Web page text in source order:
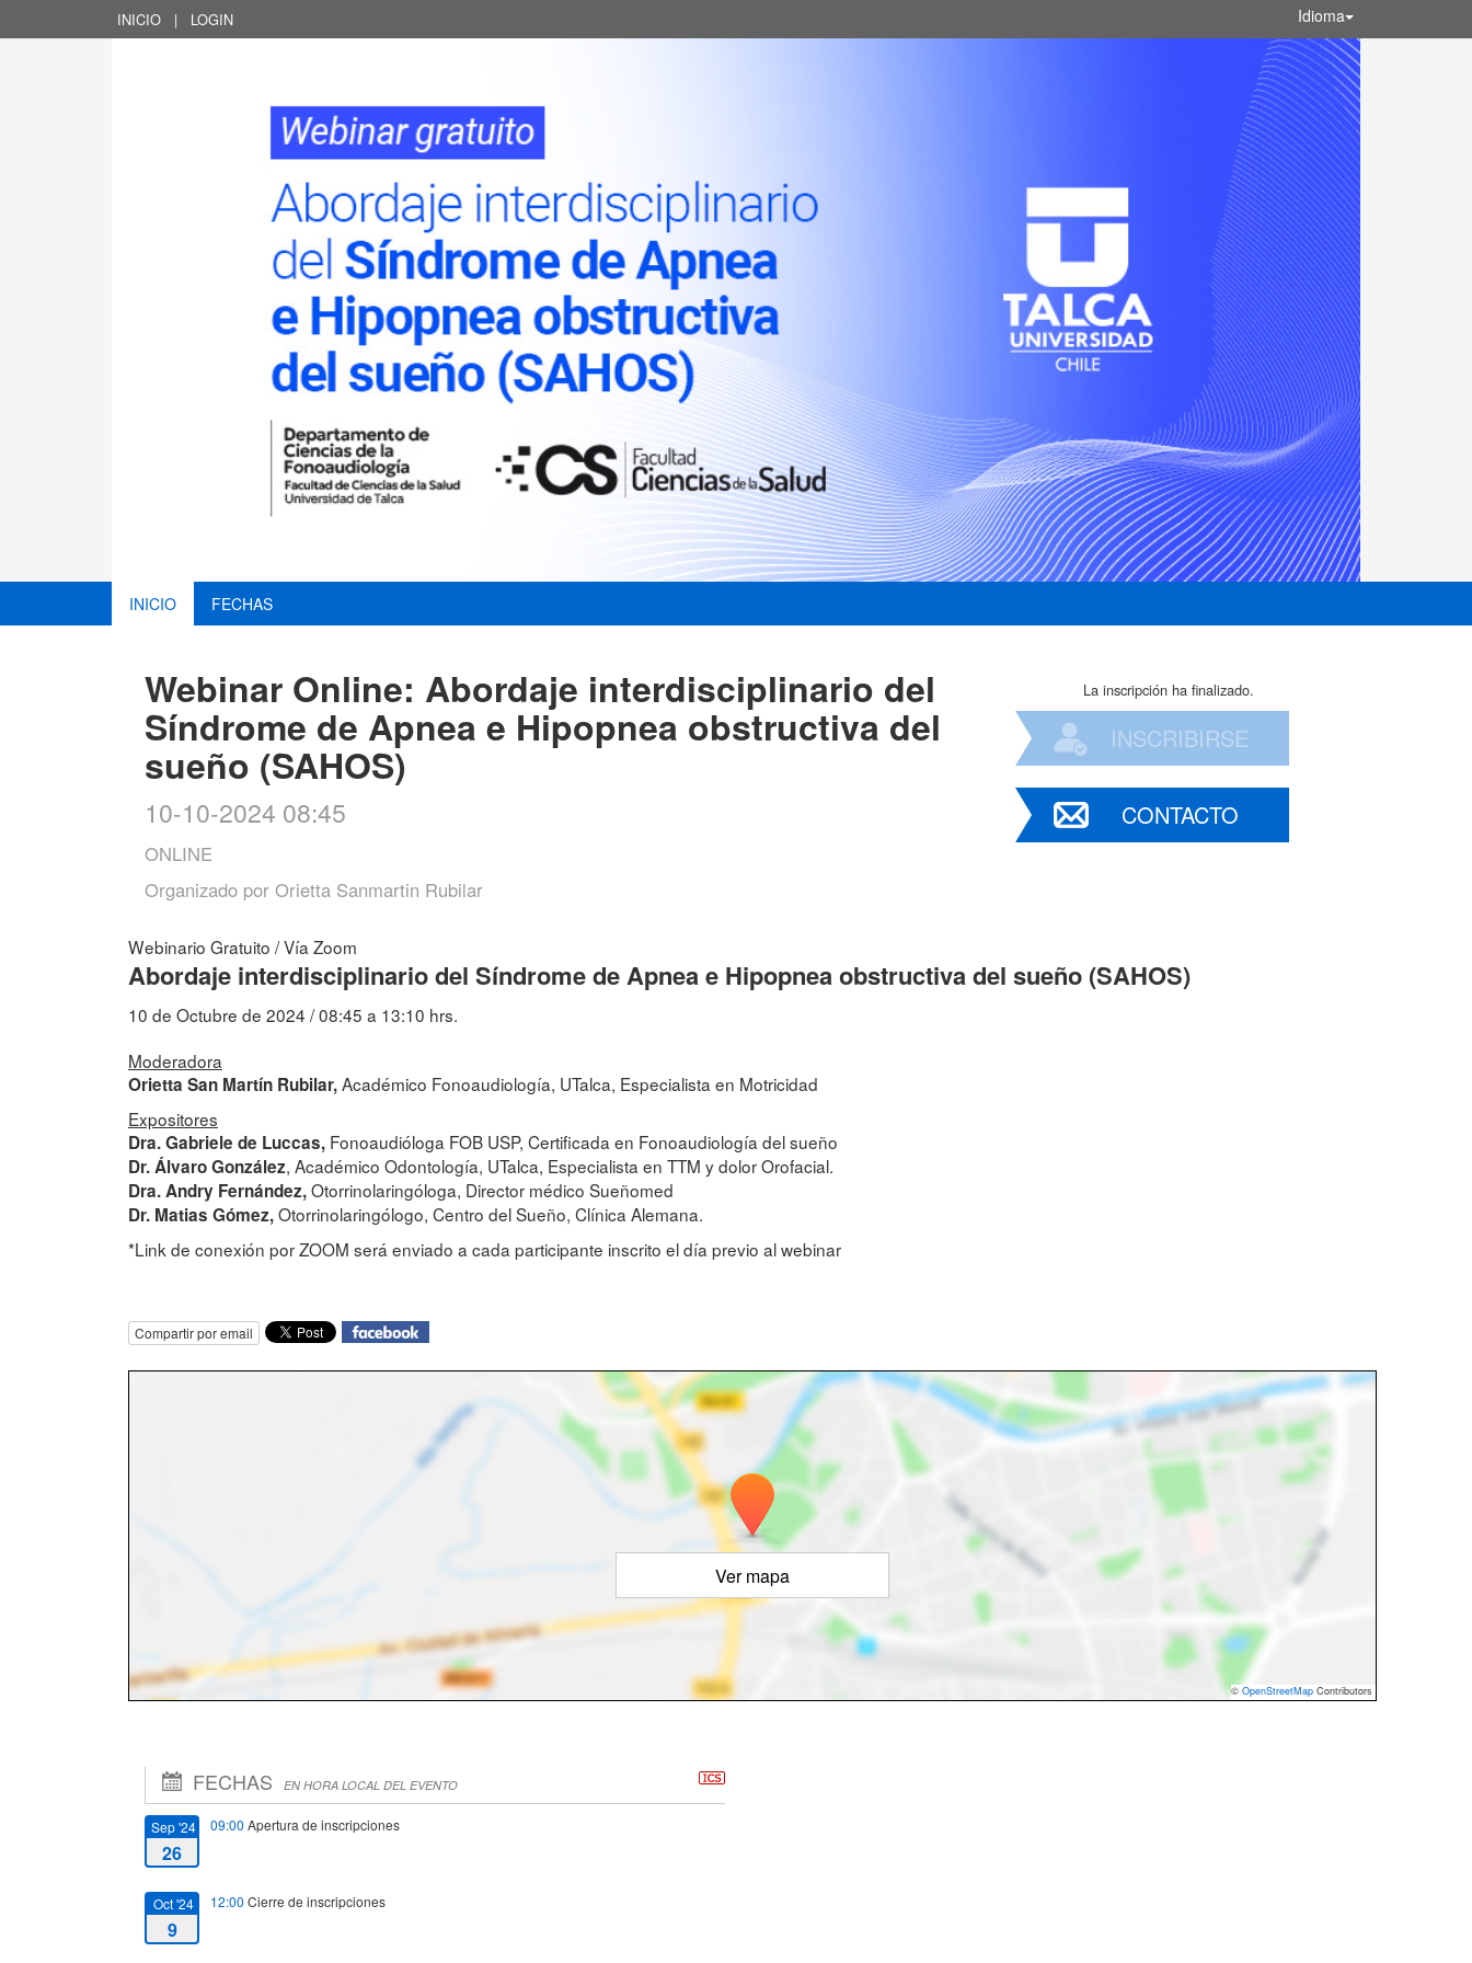
INICIO | LOGIN Idioma
INICIO FECHAS
Webinar Online: Abordaje interdisciplinario del
Síndrome de Apnea e Hipopnea obstructiva del
sueño (SAHOS)
10-10-2024 08:45
ONLINE
Organizado por Orietta Sanmartin Rubilar
La inscripción ha finalizado.
INSCRIBIRSE
CONTACTO
Webinario Gratuito / Vía Zoom
Abordaje interdisciplinario del Síndrome de Apnea e Hipopnea obstructiva del sueño (SAHOS)
10 de Octubre de 2024 / 08:45 a 13:10 hrs.
Moderadora
Orietta San Martín Rubilar,Académico Fonoaudiología, UTalca, Especialista en Motricidad
Expositores
Dra. Gabriele de Luccas, Fonoaudióloga FOB USP, Certificada en Fonoaudiología del sueño
Dr. Álvaro González, Académico Odontología, UTalca, Especialista en TTM y dolor Orofacial.
Dra. Andry Fernández,Otorrinolaringóloga, Director médico Sueñomed
Dr. Matias Gómez,Otorrinolaringólogo, Centro del Sueño, Clínica Alemana.
*Link de conexión por ZOOM será enviado a cada participante inscrito el día previo al webinar
Compartir por email
Ver mapa
© OpenStreetMap Contributors
FECHAS EN HORA LOCAL DEL EVENTO
Sep '24
26
09:00 Apertura de inscripciones
Oct '24
9
12:00 Cierre de inscripciones